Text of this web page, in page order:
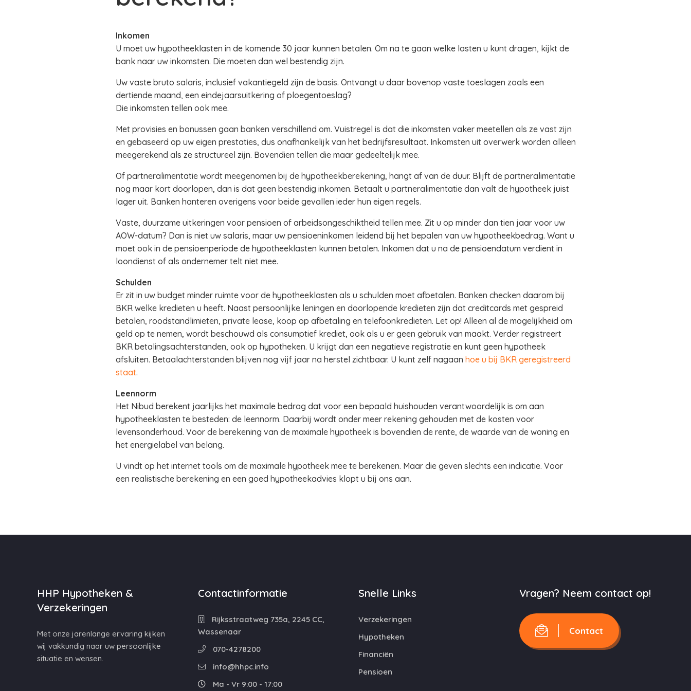
Inkomen
U moet uw hypotheeklasten in de komende 30 jaar kunnen betalen. Om na te gaan welke lasten u kunt dragen, kijkt de
bank naar uw inkomsten. Die moeten dan wel bestendig zijn.
Uw vaste bruto salaris, inclusief vakantiegeld zijn de basis. Ontvangt u daar bovenop vaste toeslagen zoals een
dertiende maand, een eindejaarsuitkering of ploegentoeslag?
Die inkomsten tellen ook mee.
Met provisies en bonussen gaan banken verschillend om. Vuistregel is dat die inkomsten vaker meetellen als ze vast zijn
en gebaseerd op uw eigen prestaties, dus onafhankelijk van het bedrijfsresultaat. Inkomsten uit overwerk worden alleen
meegerekend als ze structureel zijn. Bovendien tellen die maar gedeeltelijk mee.
Of partneralimentatie wordt meegenomen bij de hypotheekberekening, hangt af van de duur. Blijft de partneralimentatie
nog maar kort doorlopen, dan is dat geen bestendig inkomen. Betaalt u partneralimentatie dan valt de hypotheek juist
lager uit. Banken hanteren overigens voor beide gevallen ieder hun eigen regels.
Vaste, duurzame uitkeringen voor pensioen of arbeidsongeschiktheid tellen mee. Zit u op minder dan tien jaar voor uw
AOW-datum? Dan is niet uw salaris, maar uw pensioeninkomen leidend bij het bepalen van uw hypotheekbedrag. Want u
moet ook in de pensioenperiode de hypotheeklasten kunnen betalen. Inkomen dat u na de pensioendatum verdient in
loondienst of als ondernemer telt niet mee.
Schulden
Er zit in uw budget minder ruimte voor de hypotheeklasten als u schulden moet afbetalen. Banken checken daarom bij
BKR welke kredieten u heeft. Naast persoonlijke leningen en doorlopende kredieten zijn dat creditcards met gespreid
betalen, roodstandlimieten, private lease, koop op afbetaling en telefoonkredieten. Let op! Alleen al de mogelijkheid om
geld op te nemen, wordt beschouwd als consumptief krediet, ook als u er geen gebruik van maakt. Verder registreert
BKR betalingsachterstanden, ook op hypotheken. U krijgt dan een negatieve registratie en kunt geen hypotheek
afsluiten. Betaalachterstanden blijven nog vijf jaar na herstel zichtbaar. U kunt zelf nagaan hoe u bij BKR geregistreerd
staat.
Leennorm
Het Nibud berekent jaarlijks het maximale bedrag dat voor een bepaald huishouden verantwoordelijk is om aan
hypotheeklasten te besteden: de leennorm. Daarbij wordt onder meer rekening gehouden met de kosten voor
levensonderhoud. Voor de berekening van de maximale hypotheek is bovendien de rente, de waarde van de woning en
het energielabel van belang.
U vindt op het internet tools om de maximale hypotheek mee te berekenen. Maar die geven slechts een indicatie. Voor
een realistische berekening en een goed hypotheekadvies klopt u bij ons aan.
HHP Hypotheken &
Verzekeringen
Met onze jarenlange ervaring kijken
wij vakkundig naar uw persoonlijke
situatie en wensen.
Contactinformatie
Rijksstraatweg 735a, 2245 CC,
Wassenaar
070-4278200
info@hhpc.info
Ma - Vr 9:00 - 17:00
Snelle Links
Verzekeringen
Hypotheken
Financiën
Pensioen
Vragen? Neem contact op!
Contact